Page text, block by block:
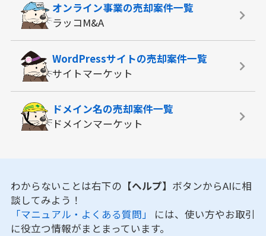
オンライン事業の売却案件一覧
ラッコM&A
WordPressサイトの売却案件一覧
サイトマーケット
ドメイン名の売却案件一覧
ドメインマーケット
わからないことは右下の 【ヘルプ】 ボタンからAIに相
談してみよう！
「マニュアル・よくある質問」 には、使い方やお取引
に役立つ情報がまとまっています。